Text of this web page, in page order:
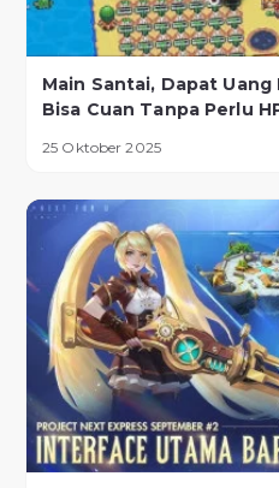
Main Santai, Dapat
Bisa Cuan Tanpa Perlu
25 Oktober 2025